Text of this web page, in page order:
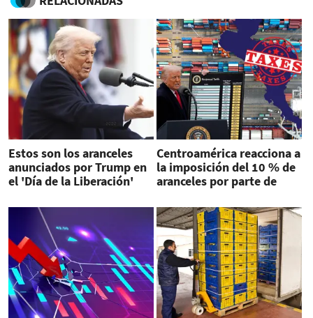
Estos son los aranceles
anunciados por Trump en
el 'Día de la Liberación'
Centroamérica reacciona a
la imposición del 10 % de
aranceles por parte de